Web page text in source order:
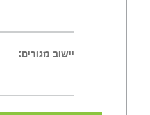
יישוב מגורים: